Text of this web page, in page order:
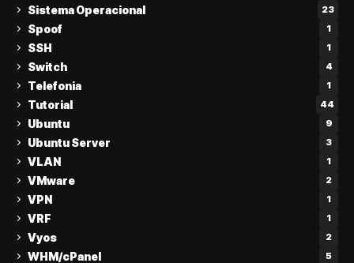
Sistema Operacional 23
Spoof 1
SSH 1
Switch 4
Telefonia 1
Tutorial 44
Ubuntu 9
Ubuntu Server 3
VLAN 1
VMware 2
VPN 1
VRF 1
Vyos 2
WHM/cPanel 5